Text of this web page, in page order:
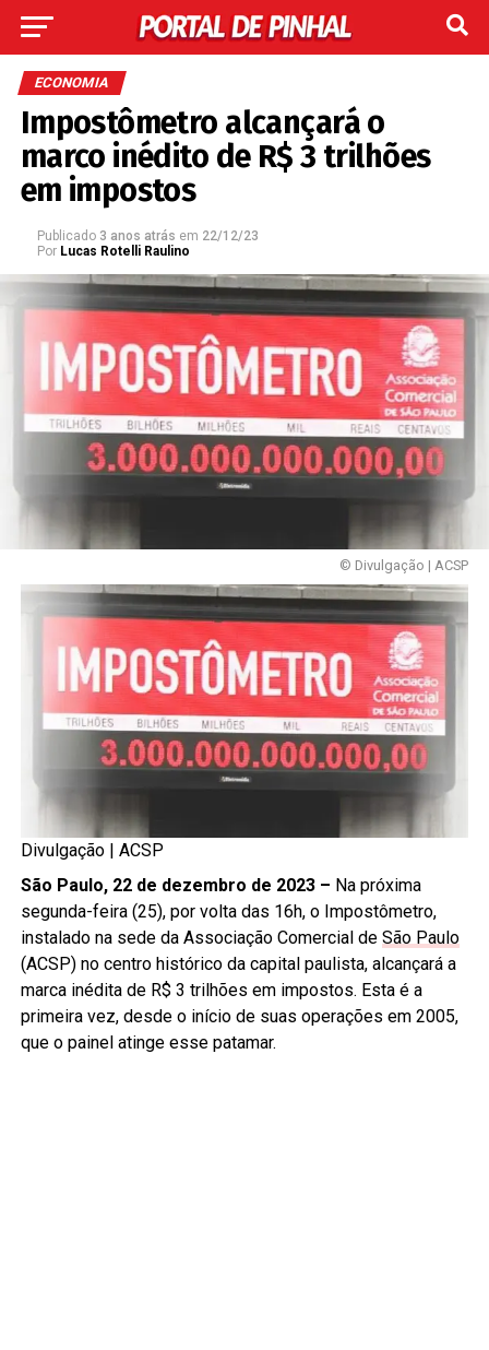
ECONOMIA
Impostômetro alcançará o
marco inédito de R$ 3 trilhões
em impostos
Publicado 3 anos atrás em 22/12/23
Por Lucas Rotelli Raulino
© Divulgação | ACSP
Divulgação | ACSP
São Paulo, 22 de dezembro de 2023 – Na próxima
segunda-feira (25), por volta das 16h, o Impostômetro,
instalado na sede da Associação Comercial de São Paulo
(ACSP) no centro histórico da capital paulista, alcançará a
marca inédita de R$ 3 trilhões em impostos. Esta é a
primeira vez, desde o início de suas operações em 2005,
que o painel atinge esse patamar.